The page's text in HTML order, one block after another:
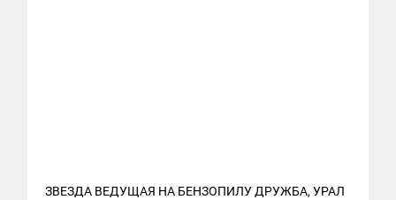
ЗВЕЗДА ВЕДУЩАЯ НА БЕНЗОПИЛУ ДРУЖБА, УРАЛ